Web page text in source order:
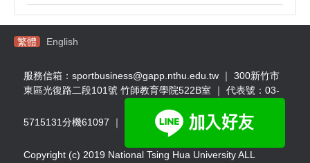
繁體 English
服務信箱：sportbusiness@gapp.nthu.edu.tw ｜ 300新竹市
東區光復路二段101號 竹師教育學院522B室 ｜ 代表號：03-
5715131分機61097 ｜
Copyright (c) 2019 National Tsing Hua University ALL